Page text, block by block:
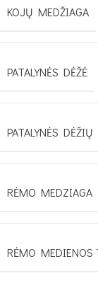
KOJŲ MEDŽIAGA
PATALYNĖS DĖŽĖ
PATALYNĖS DĖŽIŲ
RĖMO MEDZIAGA
RĖMO MEDIENOS